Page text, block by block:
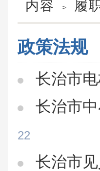
内容 > 履
政策法规
长治市
长治市
22
长治市